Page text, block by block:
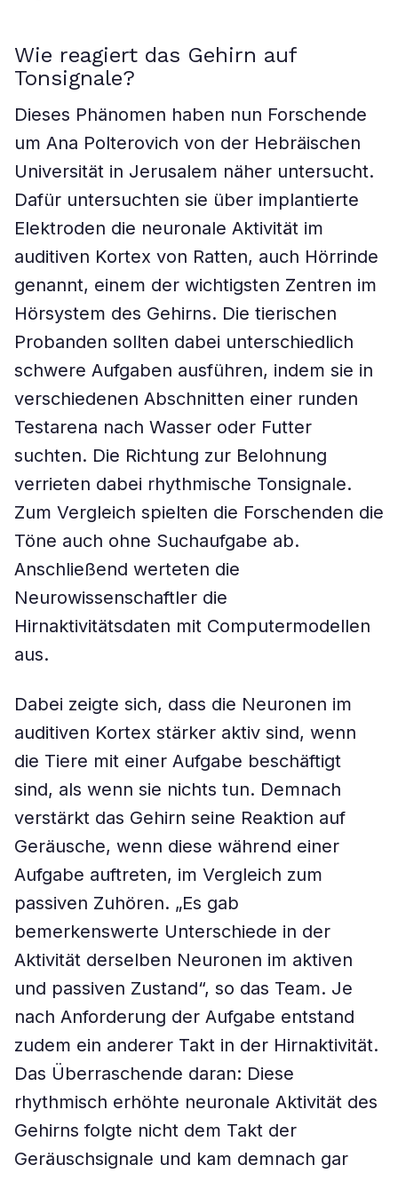
Wie reagiert das Gehirn auf
Tonsignale?
Dieses Phänomen haben nun Forschende
um Ana Polterovich von der Hebräischen
Universität in Jerusalem näher untersucht.
Dafür untersuchten sie über implantierte
Elektroden die neuronale Aktivität im
auditiven Kortex von Ratten, auch Hörrinde
genannt, einem der wichtigsten Zentren im
Hörsystem des Gehirns. Die tierischen
Probanden sollten dabei unterschiedlich
schwere Aufgaben ausführen, indem sie in
verschiedenen Abschnitten einer runden
Testarena nach Wasser oder Futter
suchten. Die Richtung zur Belohnung
verrieten dabei rhythmische Tonsignale.
Zum Vergleich spielten die Forschenden die
Töne auch ohne Suchaufgabe ab.
Anschließend werteten die
Neurowissenschaftler die
Hirnaktivitätsdaten mit Computermodellen
aus.
Dabei zeigte sich, dass die Neuronen im
auditiven Kortex stärker aktiv sind, wenn
die Tiere mit einer Aufgabe beschäftigt
sind, als wenn sie nichts tun. Demnach
verstärkt das Gehirn seine Reaktion auf
Geräusche, wenn diese während einer
Aufgabe auftreten, im Vergleich zum
passiven Zuhören. „Es gab
bemerkenswerte Unterschiede in der
Aktivität derselben Neuronen im aktiven
und passiven Zustand“, so das Team. Je
nach Anforderung der Aufgabe entstand
zudem ein anderer Takt in der Hirnaktivität.
Das Überraschende daran: Diese
rhythmisch erhöhte neuronale Aktivität des
Gehirns folgte nicht dem Takt der
Geräuschsignale und kam demnach gar